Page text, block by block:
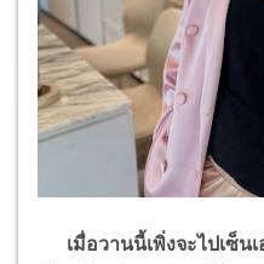
เมื่อวานนี้เพิ่งจะไปเซ็นเ